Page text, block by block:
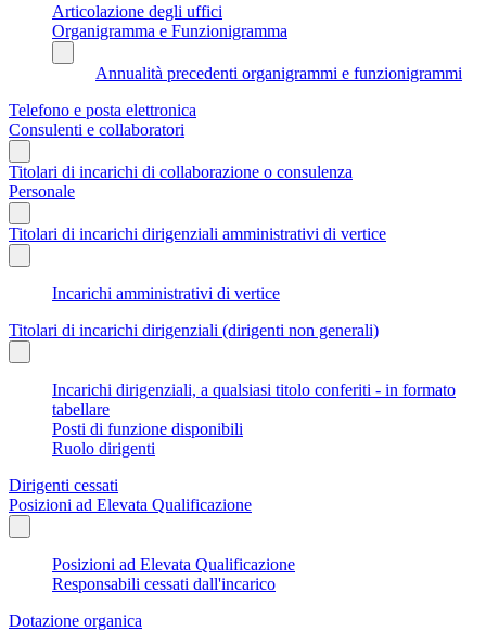
Articolazione degli uffici
Organigramma e Funzionigramma
Annualità precedenti organigrammi e funzionigrammi
Telefono e posta elettronica
Consulenti e collaboratori
Titolari di incarichi di collaborazione o consulenza
Personale
Titolari di incarichi dirigenziali amministrativi di vertice
Incarichi amministrativi di vertice
Titolari di incarichi dirigenziali (dirigenti non generali)
Incarichi dirigenziali, a qualsiasi titolo conferiti - in formato
tabellare
Posti di funzione disponibili
Ruolo dirigenti
Dirigenti cessati
Posizioni ad Elevata Qualificazione
Posizioni ad Elevata Qualificazione
Responsabili cessati dall'incarico
Dotazione organica